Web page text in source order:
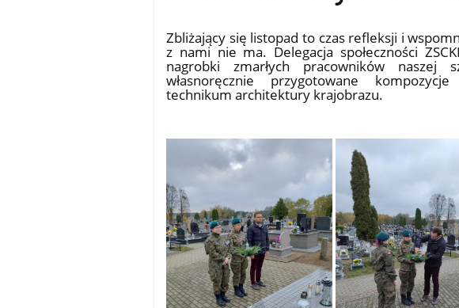
Zbliżający się listopad to czas refleksji i
z nami nie ma. Delegacja społeczności
nagrobki zmarłych pracowników naszej
własnoręcznie przygotowane
technikum architektury krajobrazu.